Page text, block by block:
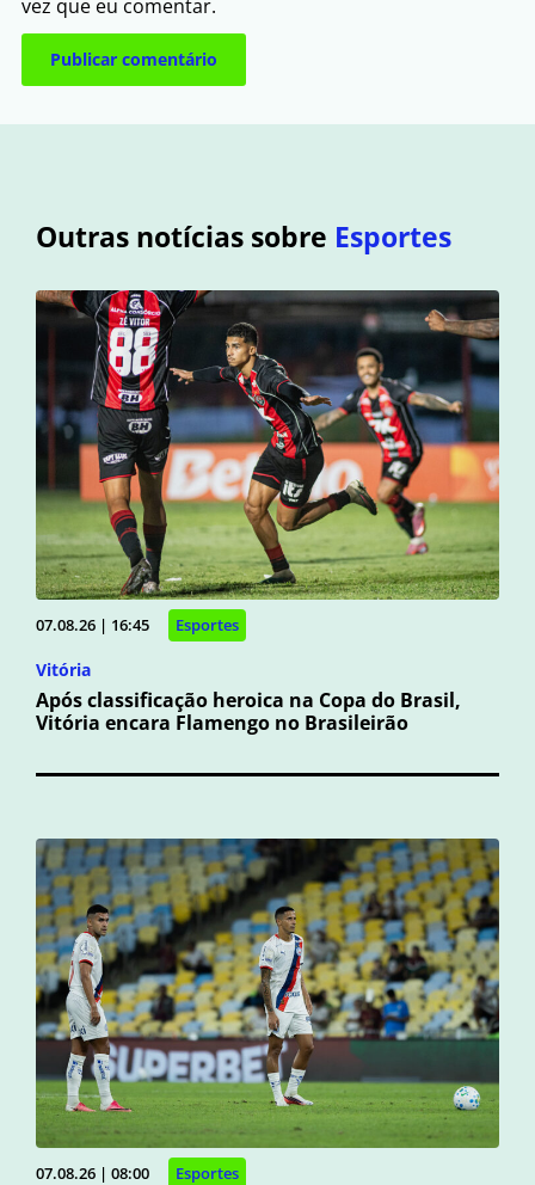
vez que eu comentar.
Outras notícias sobre Esportes
07.08.26 | 16:45 Esportes
Vitória
Após classificação heroica na Copa do Brasil,
Vitória encara Flamengo no Brasileirão
07.08.26 | 08:00 Esportes